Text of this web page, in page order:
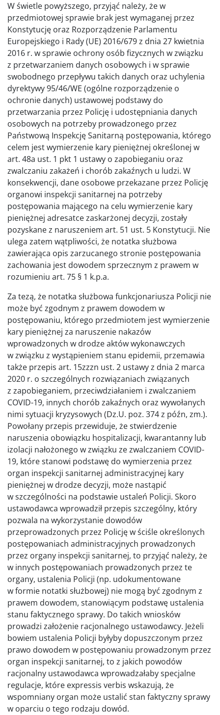
W świetle powyższego, przyjąć należy, że w
przedmiotowej sprawie brak jest wymaganej przez
Konstytucję oraz Rozporządzenie Parlamentu
Europejskiego i Rady (UE) 2016/679 z dnia 27 kwietnia
2016 r. w sprawie ochrony osób fizycznych w związku
z przetwarzaniem danych osobowych i w sprawie
swobodnego przepływu takich danych oraz uchylenia
dyrektywy 95/46/WE (ogólne rozporządzenie o
ochronie danych) ustawowej podstawy do
przetwarzania przez Policję i udostępniania danych
osobowych na potrzeby prowadzonego przez
Państwową Inspekcję Sanitarną postępowania, którego
celem jest wymierzenie kary pieniężnej określonej w
art. 48a ust. 1 pkt 1 ustawy o zapobieganiu oraz
zwalczaniu zakażeń i chorób zakaźnych u ludzi. W
konsekwencji, dane osobowe przekazane przez Policję
organowi inspekcji sanitarnej na potrzeby
postępowania mającego na celu wymierzenie kary
pieniężnej adresatce zaskarżonej decyzji, zostały
pozyskane z naruszeniem art. 51 ust. 5 Konstytucji. Nie
ulega zatem wątpliwości, że notatka służbowa
zawierająca opis zarzucanego stronie postępowania
zachowania jest dowodem sprzecznym z prawem w
rozumieniu art. 75 § 1 k.p.a.
Za tezą, że notatka służbowa funkcjonariusza Policji nie
może być zgodnym z prawem dowodem w
postępowaniu, którego przedmiotem jest wymierzenie
kary pieniężnej za naruszenie nakazów
wprowadzonych w drodze aktów wykonawczych
w związku z wystąpieniem stanu epidemii, przemawia
także przepis art. 15zzzn ust. 2 ustawy z dnia 2 marca
2020 r. o szczególnych rozwiązaniach związanych
z zapobieganiem, przeciwdziałaniem i zwalczaniem
COVID-19, innych chorób zakaźnych oraz wywołanych
nimi sytuacji kryzysowych (Dz.U. poz. 374 z późn, zm.).
Powołany przepis przewiduje, że stwierdzenie
naruszenia obowiązku hospitalizacji, kwarantanny lub
izolacji nałożonego w związku ze zwalczaniem COVID-
19, które stanowi podstawę do wymierzenia przez
organ inspekcji sanitarnej administracyjnej kary
pieniężnej w drodze decyzji, może nastąpić
w szczególności na podstawie ustaleń Policji. Skoro
ustawodawca wprowadził przepis szczególny, który
pozwala na wykorzystanie dowodów
przeprowadzonych przez Policję w ściśle określonych
postępowaniach administracyjnych prowadzonych
przez organy inspekcji sanitarnej, to przyjąć należy, że
w innych postępowaniach prowadzonych przez te
organy, ustalenia Policji (np. udokumentowane
w formie notatki służbowej) nie mogą być zgodnym z
prawem dowodem, stanowiącym podstawę ustalenia
stanu faktycznego sprawy. Do takich wniosków
prowadzi założenie racjonalnego ustawodawcy. Jeżeli
bowiem ustalenia Policji byłyby dopuszczonym przez
prawo dowodem w postępowaniu prowadzonym przez
organ inspekcji sanitarnej, to z jakich powodów
racjonalny ustawodawca wprowadzałaby specjalne
regulacje, które expressis verbis wskazują, że
wspomniany organ może ustalić stan faktyczny sprawy
w oparciu o tego rodzaju dowód.